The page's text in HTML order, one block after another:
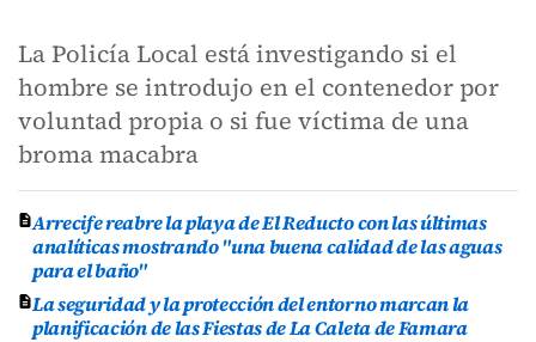
La Policía Local está investigando si el
hombre se introdujo en el contenedor por
voluntad propia o si fue víctima de una
broma macabra
Arrecife reabre la playa de El Reducto con las últimas
analíticas mostrando "una buena calidad de las aguas
para el baño"
La seguridad y la protección del entorno marcan la
planificación de las Fiestas de La Caleta de Famara